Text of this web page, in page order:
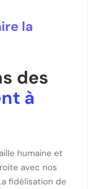
la
des
à
humaine et
avec nos
fidélisation de